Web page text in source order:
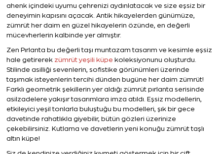
ahenk içindeki uyumu çehrenizi aydınlatacak ve size eşsiz bir
deneyimin kapısını açacak. Antik hikayelerden günümüze,
zümrüt her daim en güzel hikayelerin özünde, en değerli
mücevherlerin kalbinde yer almıştır.
Zen Pırlanta bu değerli taşı muntazam tasarım ve kesimle eşsiz
hale getirerek zümrüt yeşili küpe koleksiyonunu oluşturdu.
Stilinde asilliği sevenlerin, sofistike görünümleri üzerinde
taşımak isteyenlerin tercihi dünden bugüne her daim zümrüt!
Farklı geometrik şekillerin yer aldığı zümrüt pırlanta serisinde
asilzadelere yakışır tasarımlara imza atıldı. Eşsiz modellerin,
etkileyici yeşil tonlarla buluştuğu bu modelleri, şık bir gece
davetinde rahatlıkla giyebilir, bütün gözleri üzerinize
çekebilirsiniz. Kutlama ve davetlerin yeni konuğu zümrüt taşlı
altın küpe!